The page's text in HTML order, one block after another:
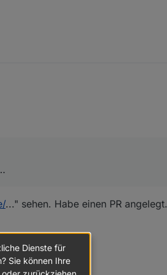
..." sehen. Habe einen PR angelegt.
Dienste für
Sie können Ihre